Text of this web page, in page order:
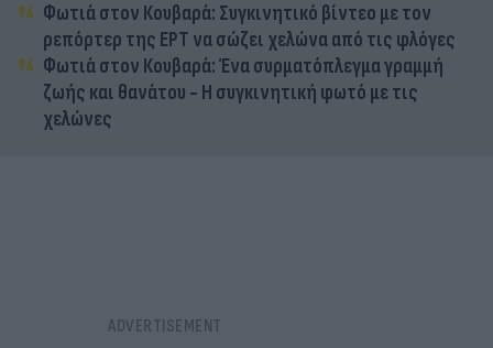
Φωτιά στον Κουβαρά: Συγκινητικό βίντεο με τον
ρεπόρτερ της ΕΡΤ να σώζει χελώνα από τις φλόγες
Φωτιά στον Κουβαρά: Ένα συρματόπλεγμα γραμμή
ζωής και θανάτου - Η συγκινητική φωτό με τις
χελώνες